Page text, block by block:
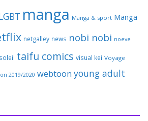
manga Manga & sport Manga
netgalley news nobi nobi noeve
soleil taifu comics visual kei Voyage
2019/2020 webtoon young adult